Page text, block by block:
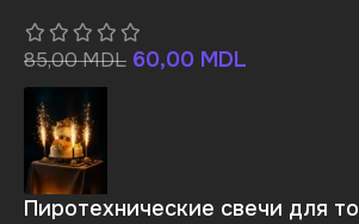
85,00MDL 60,00 MDL
Пиротехнические свечи для